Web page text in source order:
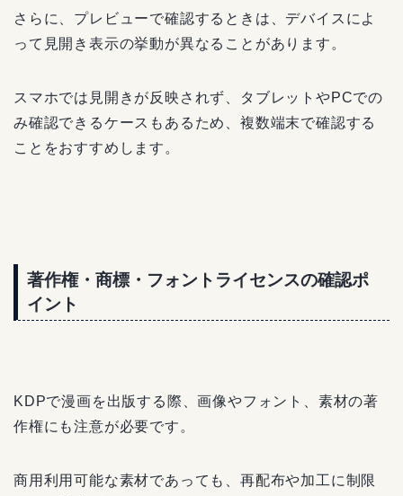
さらに、プレビューで確認するときは、デバイスによ
って見開き表示の挙動が異なることがあります。
スマホでは見開きが反映されず、タブレットやPCでの
み確認できるケースもあるため、複数端末で確認する
ことをおすすめします。
著作権・商標・フォントライセンスの確認ポ
イント
KDPで漫画を出版する際、画像やフォント、素材の著
作権にも注意が必要です。
商用利用可能な素材であっても、再配布や加工に制限